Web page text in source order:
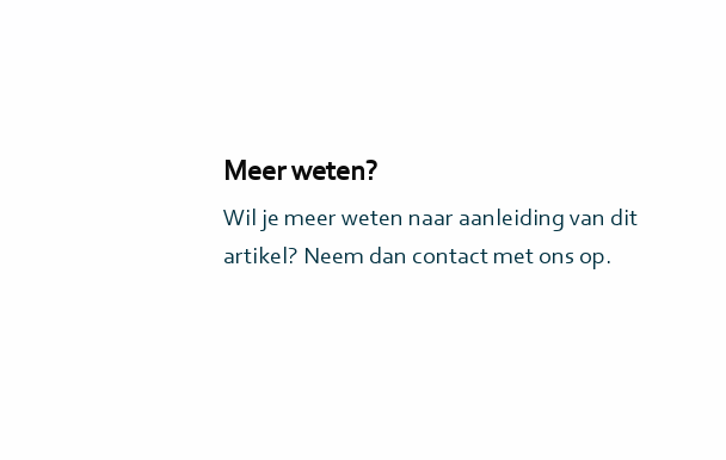
Meer weten?
Wil je meer weten naar aanleiding van dit
artikel? Neem dan contact met ons op.